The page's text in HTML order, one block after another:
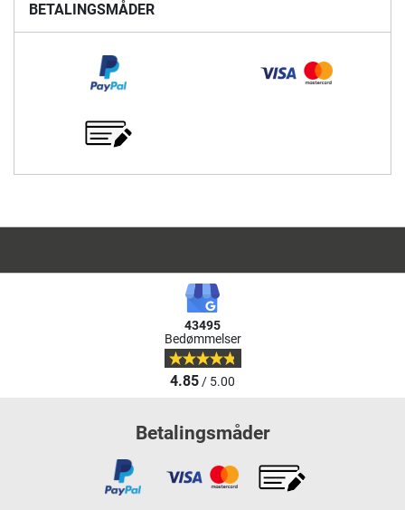
BETALINGSMÅDER
43495
Bedømmelser
4.85/ 5.00
Betalingsmåder